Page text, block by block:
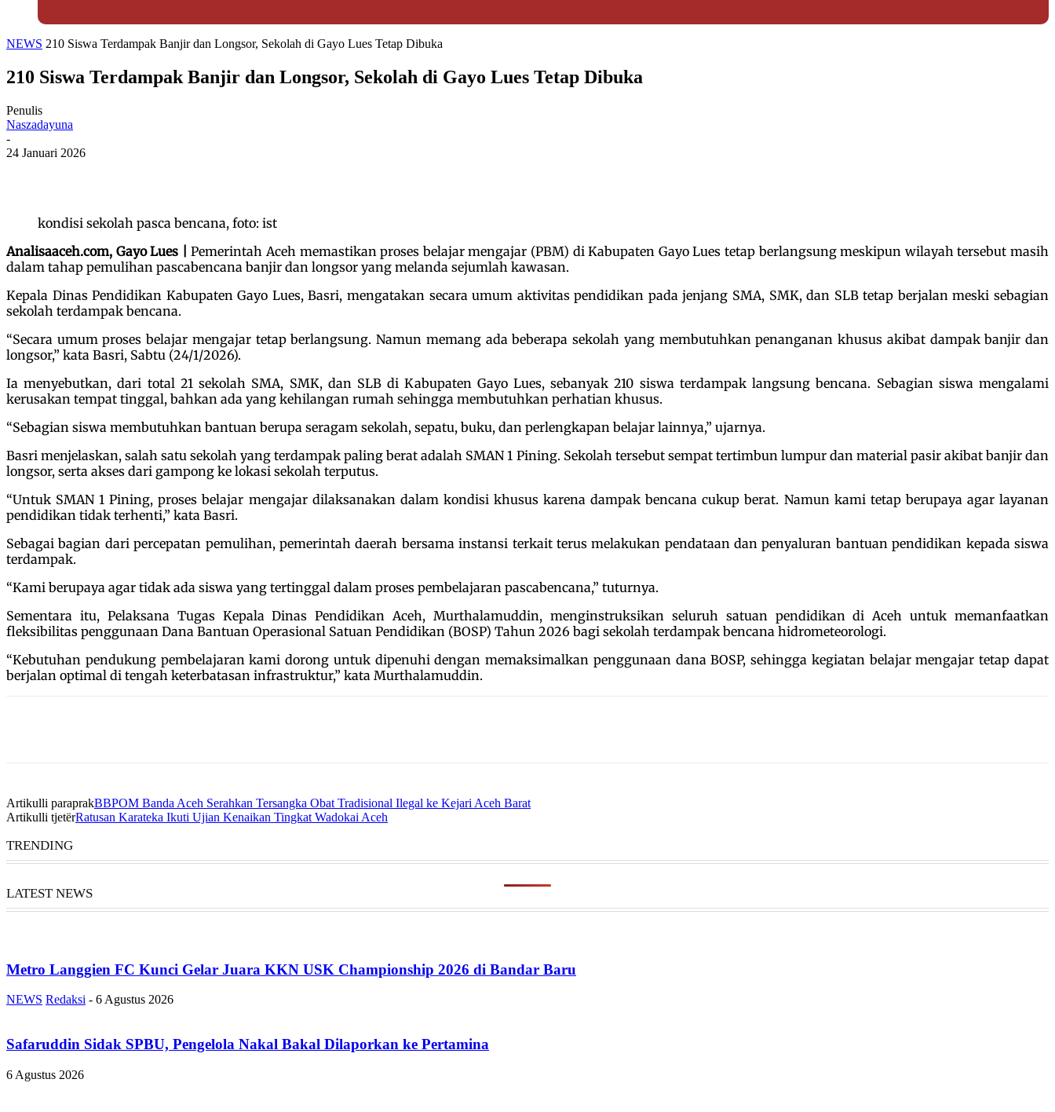
NEWS 210 Siswa Terdampak Banjir dan Longsor, Sekolah di Gayo Lues Tetap Dibuka
210 Siswa Terdampak Banjir dan Longsor, Sekolah di Gayo Lues Tetap Dibuka
Penulis
Naszadayuna
-
24 Januari 2026
kondisi sekolah pasca bencana, foto: ist
Analisaaceh.com, Gayo Lues |
Pemerintah Aceh memastikan proses belajar mengajar (PBM) di Kabupaten Gayo Lues tetap berlangsung meskipun wilayah tersebut masih
dalam tahap pemulihan pascabencana banjir dan longsor yang melanda sejumlah kawasan.
Kepala Dinas Pendidikan Kabupaten Gayo Lues, Basri, mengatakan secara umum aktivitas pendidikan pada jenjang SMA, SMK, dan SLB tetap berjalan meski sebagian
sekolah terdampak bencana.
“Secara umum proses belajar mengajar tetap berlangsung. Namun memang ada beberapa sekolah yang membutuhkan penanganan khusus akibat dampak banjir dan
longsor,” kata Basri, Sabtu (24/1/2026).
Ia menyebutkan, dari total 21 sekolah SMA, SMK, dan SLB di Kabupaten Gayo Lues, sebanyak 210 siswa terdampak langsung bencana. Sebagian siswa mengalami
kerusakan tempat tinggal, bahkan ada yang kehilangan rumah sehingga membutuhkan perhatian khusus.
“Sebagian siswa membutuhkan bantuan berupa seragam sekolah, sepatu, buku, dan perlengkapan belajar lainnya,” ujarnya.
Basri menjelaskan, salah satu sekolah yang terdampak paling berat adalah SMAN 1 Pining. Sekolah tersebut sempat tertimbun lumpur dan material pasir akibat banjir dan
longsor, serta akses dari gampong ke lokasi sekolah terputus.
“Untuk SMAN 1 Pining, proses belajar mengajar dilaksanakan dalam kondisi khusus karena dampak bencana cukup berat. Namun kami tetap berupaya agar layanan
pendidikan tidak terhenti,” kata Basri.
Sebagai bagian dari percepatan pemulihan, pemerintah daerah bersama instansi terkait terus melakukan pendataan dan penyaluran bantuan pendidikan kepada siswa
terdampak.
“Kami berupaya agar tidak ada siswa yang tertinggal dalam proses pembelajaran pascabencana,” tuturnya.
Sementara itu, Pelaksana Tugas Kepala Dinas Pendidikan Aceh, Murthalamuddin, menginstruksikan seluruh satuan pendidikan di Aceh untuk memanfaatkan
fleksibilitas penggunaan Dana Bantuan Operasional Satuan Pendidikan (BOSP) Tahun 2026 bagi sekolah terdampak bencana hidrometeorologi.
“Kebutuhan pendukung pembelajaran kami dorong untuk dipenuhi dengan memaksimalkan penggunaan dana BOSP, sehingga kegiatan belajar mengajar tetap dapat
berjalan optimal di tengah keterbatasan infrastruktur,” kata Murthalamuddin.
Artikulli paraprakBBPOM Banda Aceh Serahkan Tersangka Obat Tradisional Ilegal ke Kejari Aceh Barat
Artikulli tjetërRatusan Karateka Ikuti Ujian Kenaikan Tingkat Wadokai Aceh
TRENDING
LATEST NEWS
Metro Langgien FC Kunci Gelar Juara KKN USK Championship 2026 di Bandar Baru
NEWS Redaksi - 6 Agustus 2026
Safaruddin Sidak SPBU, Pengelola Nakal Bakal Dilaporkan ke Pertamina
6 Agustus 2026